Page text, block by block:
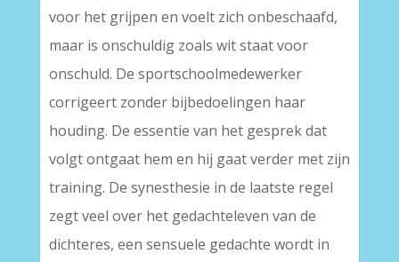
voor het grijpen en voelt zich onbeschaafd,
maar is onschuldig zoals wit staat voor
onschuld. De sportschoolmedewerker
corrigeert zonder bijbedoelingen haar
houding. De essentie van het gesprek dat
volgt ontgaat hem en hij gaat verder met zijn
training. De synesthesie in de laatste regel
zegt veel over het gedachteleven van de
dichteres, een sensuele gedachte wordt in